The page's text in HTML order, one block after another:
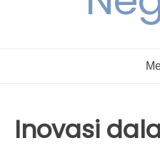
Inovasi